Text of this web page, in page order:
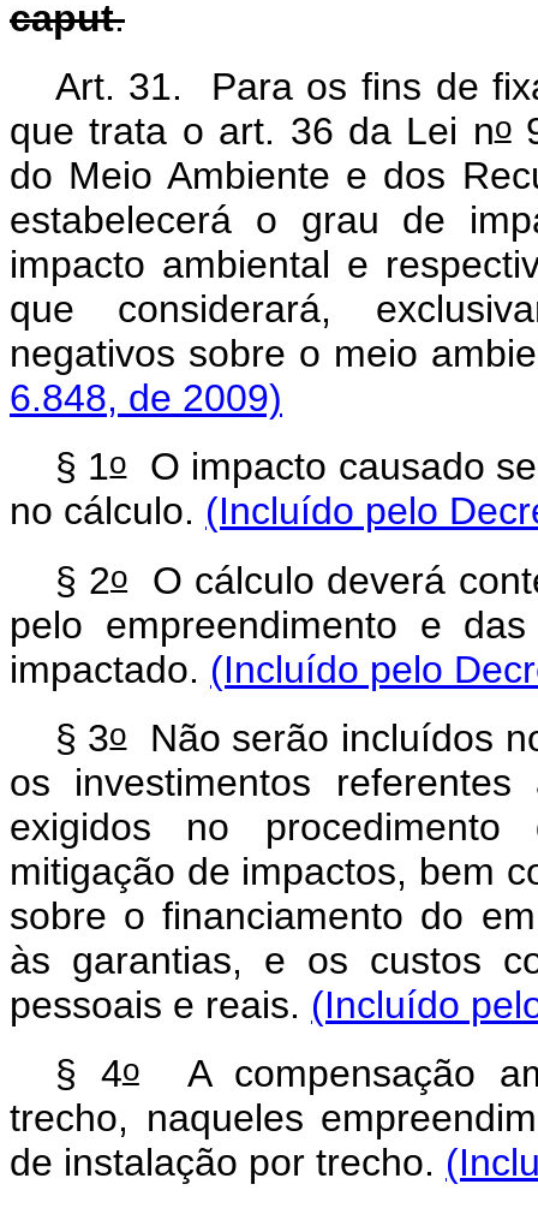
caput.
Art. 31. Para os fins de
que trata o art. 36 da Lei no
do Meio Ambiente e dos
estabelecerá o grau de
impacto ambiental e
que considerará,
negativos sobre o meio
6.848, de 2009)
§ 1oO impacto causado
no cálculo. (Incluído pelo
§ 2o
O cálculo deverá
pelo empreendimento e
impactado. (Incluído pelo
§ 3oNão serão incluídos
os investimentos
exigidos no procedimento
mitigação de impactos, bem
sobre o financiamento do
às garantias, e os custos
pessoais e reais. (Incluído
§ 4oA compensação
trecho, naqueles
de instalação por trecho.